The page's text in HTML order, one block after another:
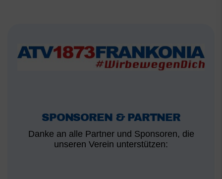
SPONSOREN & PARTNER
Danke an alle Partner und Sponsoren, die
unseren Verein unterstützen: